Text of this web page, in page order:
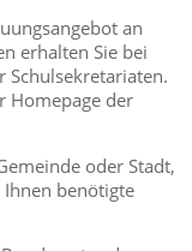
an
erhalten Sie bei
Schulsekretariaten.
Homepage der
oder Stadt,
benötigte